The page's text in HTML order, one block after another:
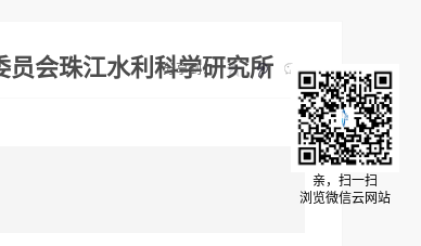
员会珠江水利科学研究所
分享到：
亲，扫一扫
浏览微信云网站